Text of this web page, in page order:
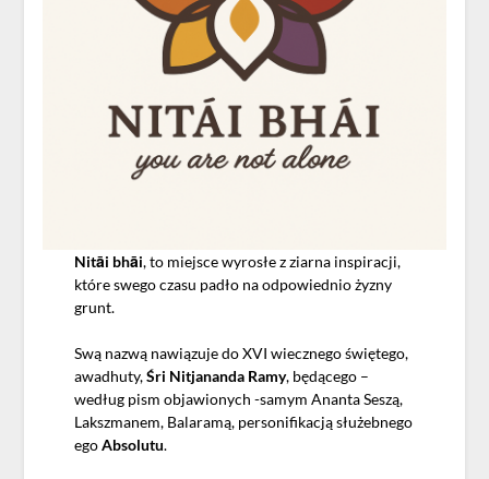
Nitāi bhāi, to miejsce wyrosłe z ziarna inspiracji,
które swego czasu padło na odpowiednio żyzny
grunt.
Swą nazwą nawiązuje do XVI wiecznego świętego,
awadhuty,Śri Nitjananda Ramy, będącego –
według pism objawionych -samym Ananta Seszą,
Lakszmanem, Balaramą, personifikacją służebnego
egoAbsolutu.